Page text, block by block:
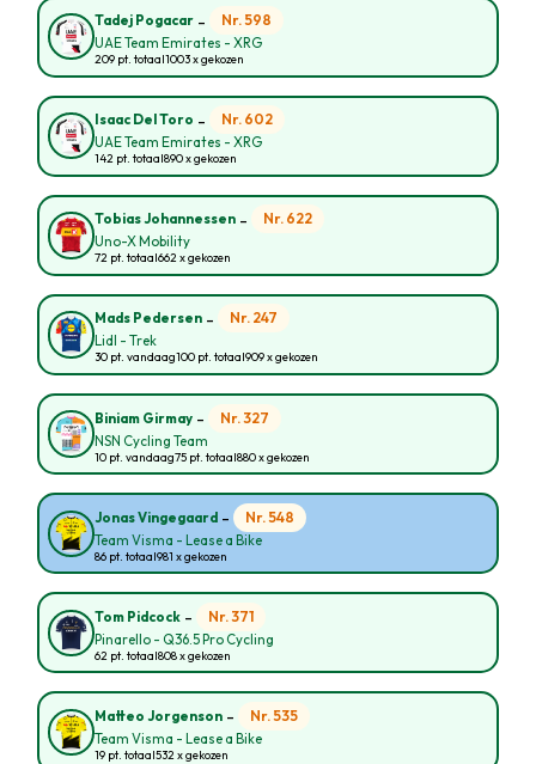
Tadej Pogacar - Nr. 598
UAE Team Emirates - XRG
209 pt. totaal1003 x gekozen
Isaac Del Toro - Nr. 602
UAE Team Emirates - XRG
142 pt. totaal890 x gekozen
Tobias Johannessen - Nr. 622
Uno-X Mobility
72 pt. totaal662 x gekozen
Mads Pedersen - Nr. 247
Lidl - Trek
30 pt. vandaag100 pt. totaal909 x gekozen
Biniam Girmay - Nr. 327
NSN Cycling Team
10 pt. vandaag75 pt. totaal880 x gekozen
Jonas Vingegaard - Nr. 548
Team Visma - Lease a Bike
86 pt. totaal981 x gekozen
Tom Pidcock - Nr. 371
Pinarello - Q36.5 Pro Cycling
62 pt. totaal808 x gekozen
Matteo Jorgenson - Nr. 535
Team Visma - Lease a Bike
19 pt. totaal532 x gekozen